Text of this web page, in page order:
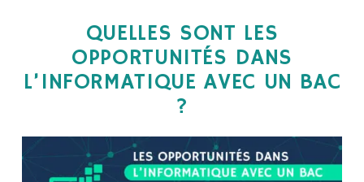
QUELLES SONT LES
OPPORTUNITÉS DANS
L’INFORMATIQUE AVEC UN BAC
?